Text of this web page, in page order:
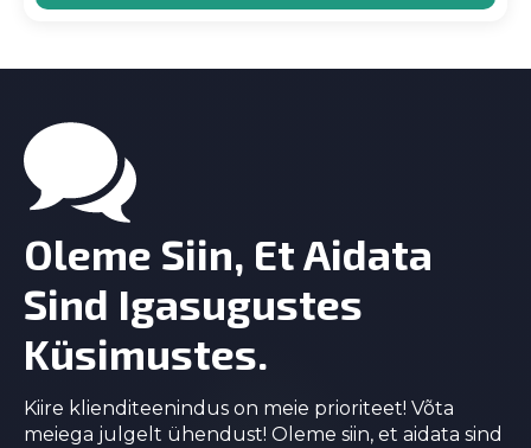
has
variants.
options
chosen
the
product
page
Oleme Siin, Et Aidata
Sind Igasugustes
Küsimustes.
Kiire klienditeenindus on meie prioriteet! Võta
meiega julgelt ühendust! Oleme siin, et aidata sind